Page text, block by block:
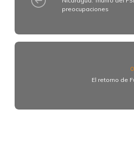
preocupaciones
El retorno de